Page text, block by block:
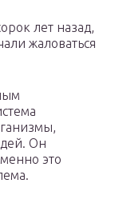
лет назад,
жаловаться
Он
это